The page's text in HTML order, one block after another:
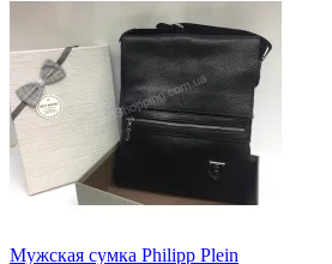
Мужская сумка Philipp Plein